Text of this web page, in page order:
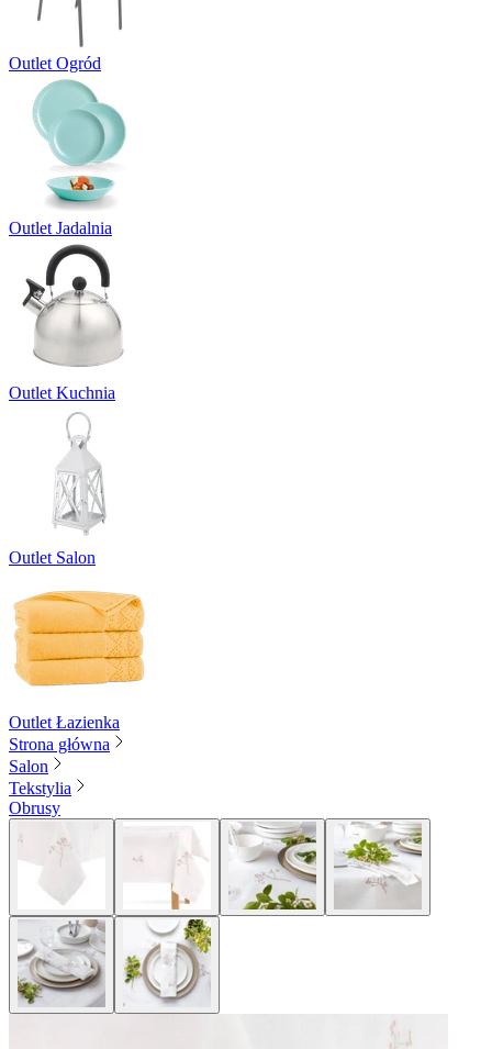
Outlet Ogród
Outlet Jadalnia
Outlet Kuchnia
Outlet Salon
Outlet Łazienka
Strona główna
Salon
Tekstylia
Obrusy